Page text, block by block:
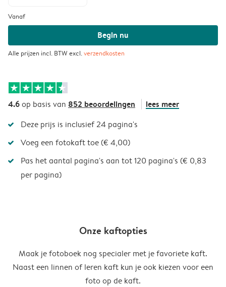
Vanaf
Begin nu
Alle prijzen incl. BTW excl.verzendkosten
4.6op basis van 852 beoordelingen lees meer
Deze prijs is inclusief 24 pagina's
Voeg een fotokaft toe (€ 4,00)
Pas het aantal pagina's aan tot 120 pagina's (€ 0,83
per pagina)
Onze kaftopties
Maak je fotoboek nog specialer met je favoriete kaft.
Naast een linnen of leren kaft kun je ook kiezen voor een
foto op de kaft.